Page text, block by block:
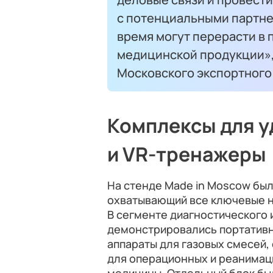
с потенциальными
время могут перерасти в
медицинской
Московского
Комплексы для
и VR-тренажеры
На стенде Made in Moscow
охватывающий все ключевые
В сегменте
демонстрировались
аппараты для газовых
для операционных и